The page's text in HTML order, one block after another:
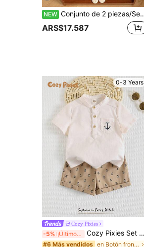
NEW Conjunto de 2 piezas/Set Sudadera de manga larga con estampado de letras lindas y pantalones de cintura elástica para otoño para bebé niño/niña, ropa unisex para bebé, ropa de invierno para bebé
ARS$17.587
0-3 Years
Cozy Pixies
-5% ¡Últimos 3 días Cozy Pixies Set de 2 piezas para niño bebé, cárdigan de manga corta con cuello alto de unicolor y pantalones cortos de cintura elástica
#6 Más vendidos en Botón frontal Bebé Niños Camiseta Co-ords